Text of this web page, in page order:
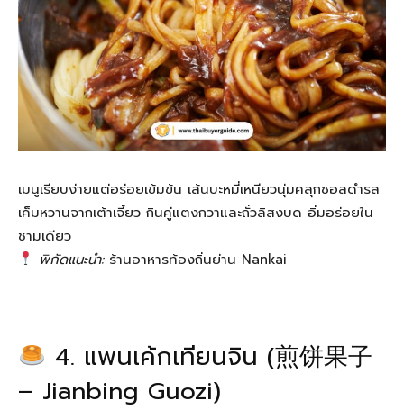
เมนูเรียบง่ายแต่อร่อยเข้มข้น เส้นบะหมี่เหนียวนุ่มคลุกซอสดำรส
เค็มหวานจากเต้าเจี้ยว กินคู่แตงกวาและถั่วลิสงบด อิ่มอร่อยใน
ชามเดียว
พิกัดแนะนำ:ร้านอาหารท้องถิ่นย่าน Nankai
4. แพนเค้กเทียนจิน (煎饼果子
– Jianbing Guozi)